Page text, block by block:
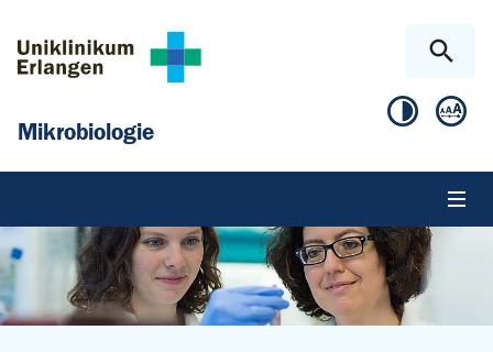
Mikrobiologie